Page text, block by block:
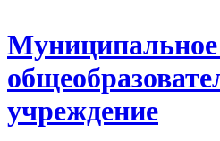
учреждение